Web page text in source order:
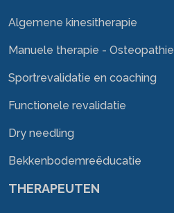
Algemene kinesitherapie
Manuele therapie - Osteopathie
Sportrevalidatie en coaching
Functionele revalidatie
Dry needling
Bekkenbodemreëducatie
THERAPEUTEN